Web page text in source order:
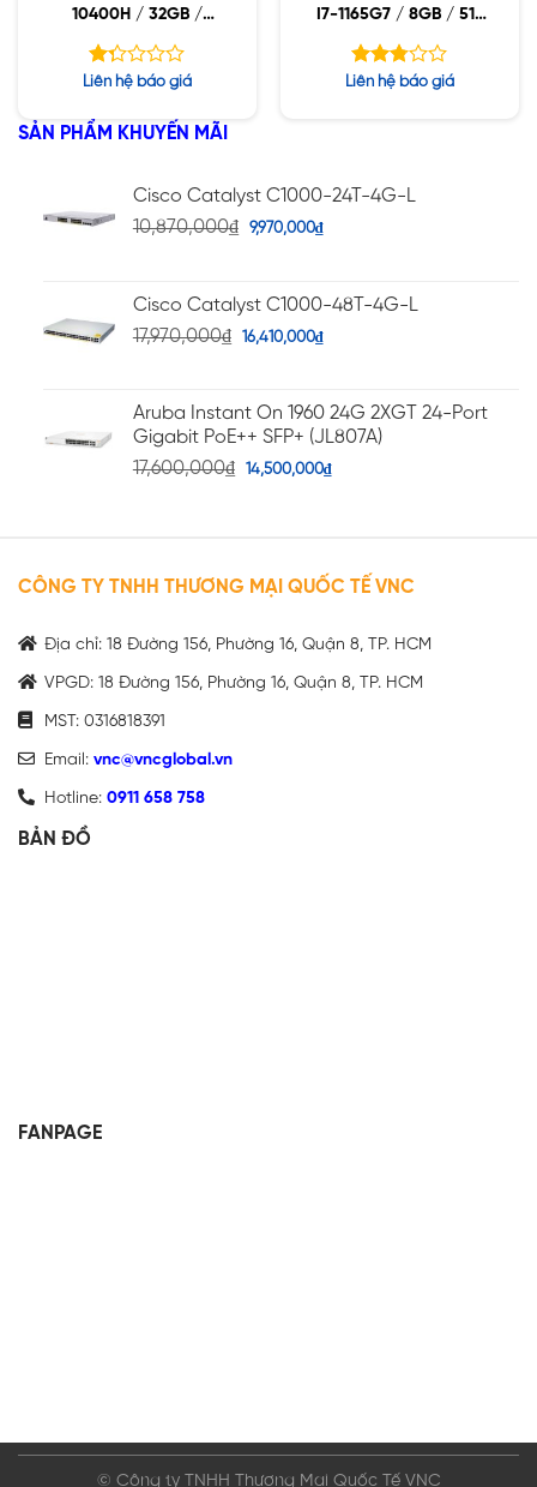
10400H / 32GB /
512GB SSD / MX250 /
15.6FHD WVA / WIN10
Được
hạng
1.32
Liên hệ báo giá
I7-1165G7 / 8GB / 512
GB / 13.3 FHD
Được
Liên hệ báo giá
SẢN PHẨM KHUYẾN MÃI
Cisco Catalyst C1000-24T-4G-L
10,870,000₫ 9,970,000₫
Cisco Catalyst C1000-48T-4G-L
17,970,000₫ 16,410,000₫
Aruba Instant On 1960 24G 2XGT 24-Port
Gigabit PoE++ SFP+ (JL807A)
17,600,000₫ 14,500,000₫
CÔNG TY TNHH THƯƠNG MẠI QUỐC TẾ VNC
Địa chỉ: 18 Đường 156, Phường 16, Quận 8, TP. HCM
VPGD: 18 Đường 156, Phường 16, Quận 8, TP. HCM
MST: 0316818391
Email: vnc@vncglobal.vn
Hotline: 0911 658 758
BẢN ĐỒ
FANPAGE
© Công ty TNHH Thương Mại Quốc Tế VNC